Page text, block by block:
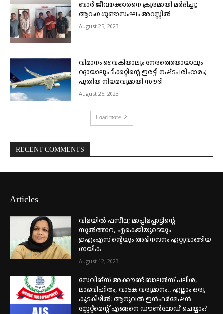
ബാർ ജീവനക്കാരനെ ക്രൂരമായി മർദിച്ചു;
ആറംഗ ഗുണ്ടാസംഘം അറസ്റ്റിൽ
August 25, 2023
വിമാനം വൈകിയാലും നേരത്തെയായാലും
റദ്ദായാലും ടിക്കറ്റിന്റെ ഇരട്ടി നഷ്ടപരിഹാരം;
പുതിയ നിയമവുമായി സൗദി
August 25, 2023
Load more
RECENT COMMENTS
Articles
വിളയിൽ ഫസീല; മാപ്പിളപ്പാട്ടിന്റെ
സുൽത്താന, എകെജിയുടെയും
ഇഎംഎസിന്റെയും അഭിനന്ദനം ഏറ്റുവാങ്ങിയ
ഗായിക
August 12, 2023
സേവിങ്സ് അക്കൗണ്ട് ബാലൻസ് പലിശ,
ലാഭവിഹിതം, വാടക വരുമാനം.. എല്ലാം ഒരു
കുടകീഴിൽ; ആനുവൽ ഇൻഫർമേഷൻ
സ്റ്റേറ്റ്മെന്റ് എങ്ങനെ ഡൗൺലോഡ് ചെയ്യാം?